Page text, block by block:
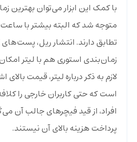
با کمک این ابزار می‌توان بهترین
متوجه شد که البته بیشتر با ساعت
تطابق دارند. انتشار ریل،
زمان‌بندی استوری هم با لیتر
لازم به ذکر درباره لیتر، قیمت
است که حتی کاربران خارجی را
افراد، از قید فیچرهای جالب آن
پرداخت هزینه بالای آن نیستند.